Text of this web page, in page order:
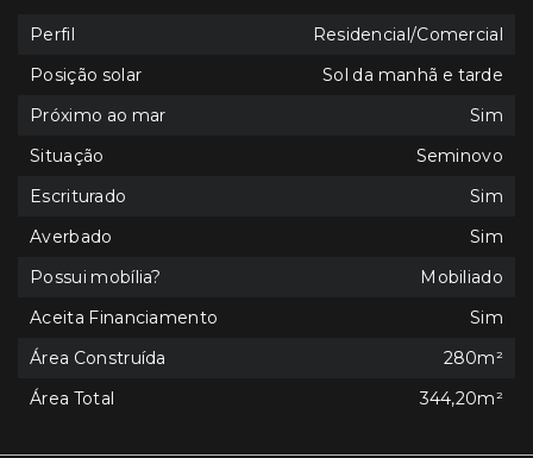
Perfil
Residencial/Comercial
Posição solar
Sol da manhã e tarde
Próximo ao mar
Sim
Situação
Seminovo
Escriturado
Sim
Averbado
Sim
Possui mobília?
Mobiliado
Aceita Financiamento
Sim
Área Construída
280m²
Área Total
344,20m²